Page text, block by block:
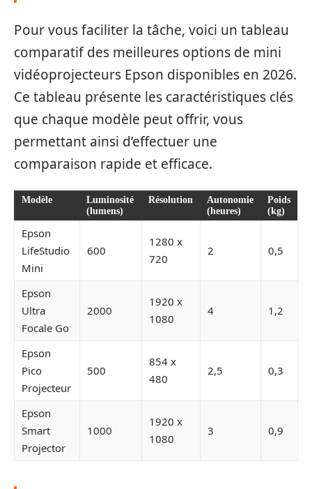
Pour vous faciliter la tâche, voici un tableau
comparatif des meilleures options de mini
vidéoprojecteurs Epson disponibles en 2026.
Ce tableau présente les caractéristiques clés
que chaque modèle peut offrir, vous
permettant ainsi d’effectuer une
comparaison rapide et efficace.
Modèle
Luminosité
(lumens)
Résolution
Autonomie
(heures)
Poids
(kg)
Epson
LifeStudio
Mini
600
1280 x
720
2 0,5
Epson
Ultra
Focale Go
2000
1920 x
1080
4 1,2
Epson
Pico
Projecteur
500
854 x
480
2,5 0,3
Epson
Smart
Projector
1000
1920 x
1080
3 0,9